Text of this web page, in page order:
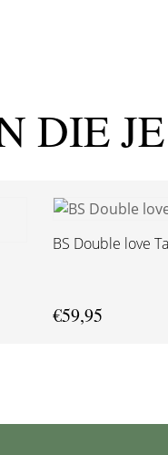
DIE
BS Double love
€59,95